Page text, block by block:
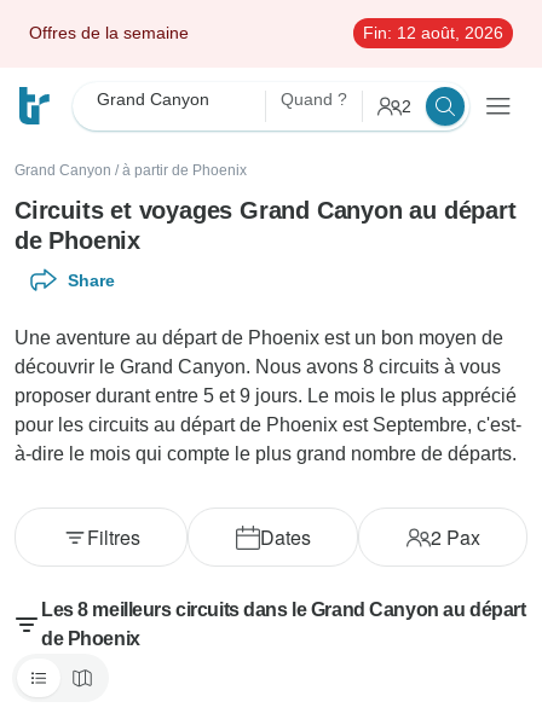
Offres de la semaine Fin: 12 août, 2026
Grand Canyon Quand ? 2
Grand Canyon / à partir de Phoenix
Circuits et voyages Grand Canyon au départ
de Phoenix
Share
Une aventure au départ de Phoenix est un bon moyen de
découvrir le Grand Canyon. Nous avons 8 circuits à vous
proposer durant entre 5 et 9 jours. Le mois le plus apprécié
pour les circuits au départ de Phoenix est Septembre, c'est-
à-dire le mois qui compte le plus grand nombre de départs.
Dates 2Pax
Filtres
Les 8 meilleurs circuits dans le Grand Canyon au départ
de Phoenix